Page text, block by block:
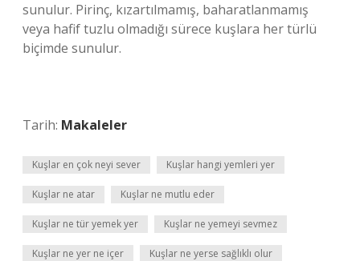
sunulur. Pirinç, kızartılmamış, baharatlanmamış
veya hafif tuzlu olmadığı sürece kuşlara her türlü
biçimde sunulur.
Tarih: Makaleler
Kuşlar en çok neyi sever Kuşlar hangi yemleri yer
Kuşlar ne atar Kuşlar ne mutlu eder
Kuşlar ne tür yemek yer Kuşlar ne yemeyi sevmez
Kuşlar ne yer ne içer Kuşlar ne yerse sağlıklı olur